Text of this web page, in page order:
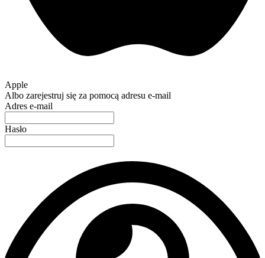
Apple
Albo zarejestruj się za pomocą adresu e-mail
Adres e-mail
Hasło